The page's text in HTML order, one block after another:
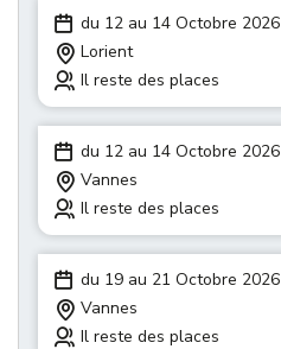
du 12 au 14 Octobre 2026
Lorient
Il reste des places
du 12 au 14 Octobre 2026
Vannes
Il reste des places
du 19 au 21 Octobre 2026
Vannes
Il reste des places